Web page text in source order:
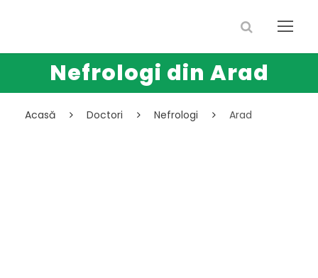
Nefrologi din Arad
Acasă Doctori Nefrologi Arad